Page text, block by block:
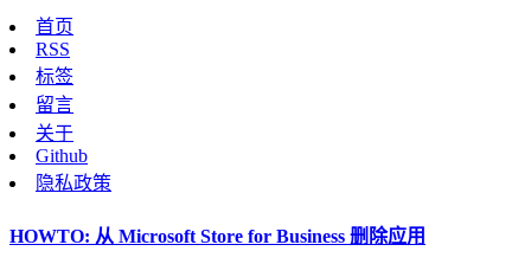
首页
RSS
标签
留言
关于
Github
隐私政策
HOWTO: 从 Microsoft Store for Business 删除应用